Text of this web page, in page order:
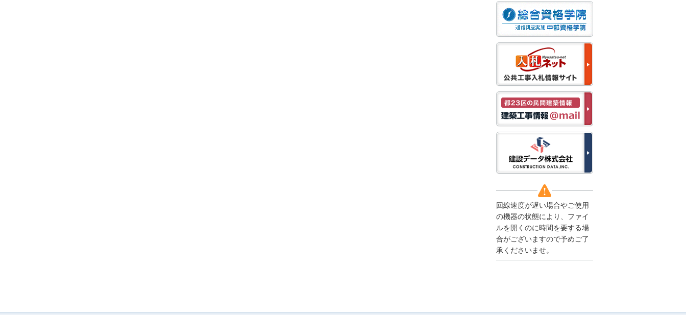
から通常通り運営いたし
ます。
2025/12/22
●年末年始に伴う情報更
新停止のお知らせ●
建設資料館をご利用いた
だき、誠に有難うござい
ます。
下記の期間につきまし
て、弊社休業のため情報
更新を停止させていただ
きます。
【期間】１２月２７日
(土)～１月４日(日)
上記の期間、情報の更新
がされませんので、ご了
承のほど、よろしくお願
なお、情報は１月５日
(月)より登録されます。
2025/08/04
●夏季休業に伴う情報更
新停止のお知らせ●
建設資料館をご利用いた
だき、誠に有難うござい
回線速度が遅い場合やご使用
の機器の状態により、ファイ
ルを開くのに時間を要する場
合がございますので予めご了
承くださいませ。